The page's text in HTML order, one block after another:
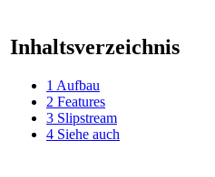
Inhaltsverzeichnis
1 Aufbau
2 Features
3 Slipstream
4 Siehe auch